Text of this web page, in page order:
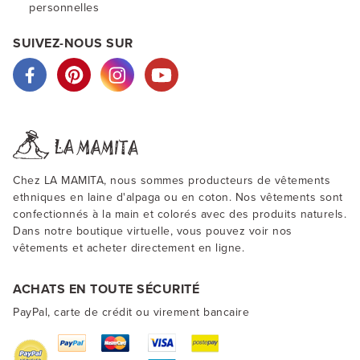
personnelles
SUIVEZ-NOUS SUR
Chez LA MAMITA, nous sommes producteurs de vêtements
ethniques en laine d'alpaga ou en coton. Nos vêtements sont
confectionnés à la main et colorés avec des produits naturels.
Dans notre boutique virtuelle, vous pouvez voir nos
vêtements et acheter directement en ligne.
ACHATS EN TOUTE SÉCURITÉ
PayPal, carte de crédit ou virement bancaire